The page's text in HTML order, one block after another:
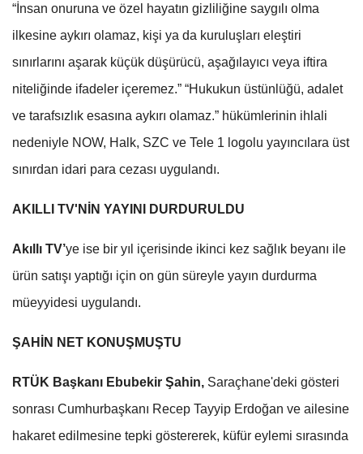
“İnsan onuruna ve özel hayatın gizliliğine saygılı olma
ilkesine aykırı olamaz, kişi ya da kuruluşları eleştiri
sınırlarını aşarak küçük düşürücü, aşağılayıcı veya iftira
niteliğinde ifadeler içeremez.” “Hukukun üstünlüğü, adalet
ve tarafsızlık esasına aykırı olamaz.” hükümlerinin ihlali
nedeniyle NOW, Halk, SZC ve Tele 1 logolu yayıncılara üst
sınırdan idari para cezası uygulandı.
AKILLI TV'NİN YAYINI DURDURULDU
Akıllı TV’ye ise bir yıl içerisinde ikinci kez sağlık beyanı ile
ürün satışı yaptığı için on gün süreyle yayın durdurma
müeyyidesi uygulandı.
ŞAHİN NET KONUŞMUŞTU
RTÜK Başkanı Ebubekir Şahin, Saraçhane'deki gösteri
sonrası Cumhurbaşkanı Recep Tayyip Erdoğan ve ailesine
hakaret edilmesine tepki göstererek, küfür eylemi sırasında